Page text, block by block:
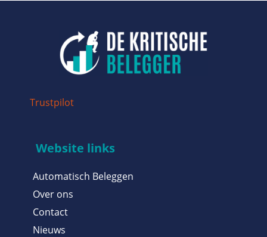
Trustpilot
Website links
Automatisch Beleggen
Over ons
Contact
Nieuws